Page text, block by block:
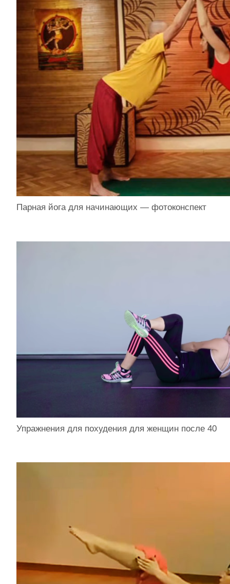
Парная йога для начинающих — фотоконспект
Упражнения для похудения для женщин после 40